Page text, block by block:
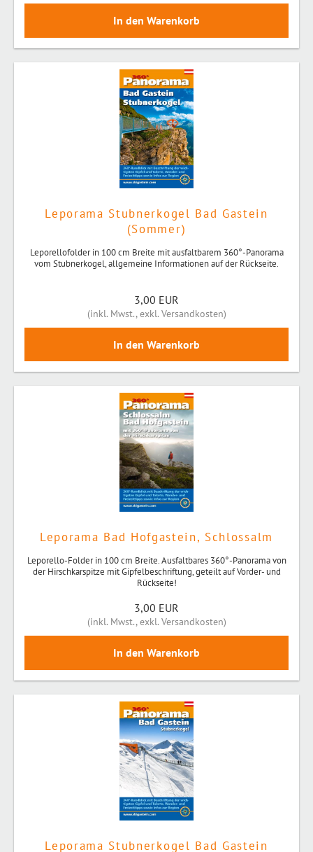
Leporama Stubnerkogel Bad Gastein
(Sommer)
Leporellofolder in 100 cm Breite mit ausfaltbarem 360°-Panorama
vom Stubnerkogel, allgemeine Informationen auf der Rückseite.
3,00 EUR
(inkl. Mwst.,exkl. Versandkosten)
Leporama Bad Hofgastein, Schlossalm
Leporello-Folder in 100 cm Breite. Ausfaltbares 360°-Panorama von
der Hirschkarspitze mit Gipfelbeschriftung, geteilt auf Vorder- und
Rückseite!
3,00 EUR
(inkl. Mwst.,exkl. Versandkosten)
Leporama Stubnerkogel Bad Gastein